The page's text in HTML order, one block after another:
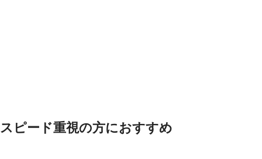
スピード重視の方におすすめ